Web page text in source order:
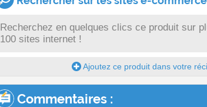
Recherchez en quelques clics ce produit sur
100 sites internet !
Ajoutez ce produit dans votre
Commentaires :